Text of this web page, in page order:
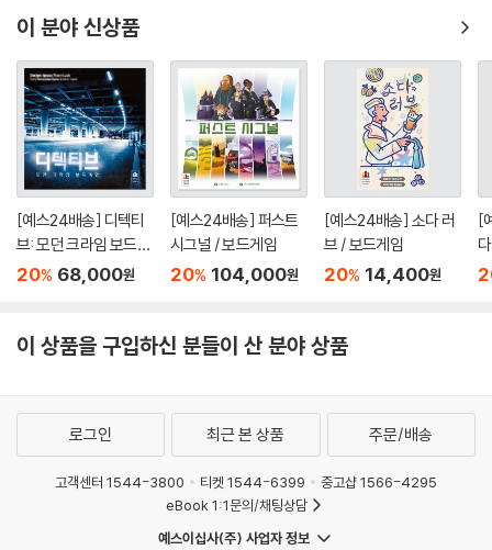
이 분야 신상품
[예스24배송] 디텍티
브: 모던 크라임 보드게
임 / 보드게임
20% 68,000원
[예스24배송] 퍼스트
시그널 / 보드게임
20% 104,000원
[예스24배송] 소다 러
브 / 보드게임
20% 14,400원
[
이 상품을 구입하신 분들이 산 분야 상품
로그인 최근 본 상품 주문/배송
고객센터 1544-3800 티켓 1544-6399
중고샵 1566-4295
eBook 1:1문의/채팅상담
예스이십사(주) 사업자 정보